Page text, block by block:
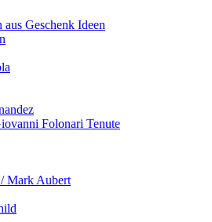
aus Geschenk Ideen
Folonari Tenute
Mark Aubert